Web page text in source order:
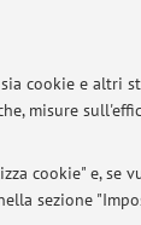
cookie e
misure
cookie" e,
sezione